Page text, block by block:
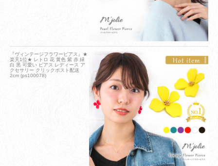
『ヴィンテージフラワーピアス』★
楽天1位★ レトロ 花 黄色 紫 赤 緑
白 黒 可愛い ピアス レディース ア
クセサリー クリックポスト配送
2cm (ps100078)